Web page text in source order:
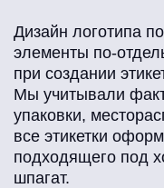
Дизайн логотипа
элементы по-
при создании
Мы учитывали
упаковки,
все этикетки
подходящего под
шпагат.